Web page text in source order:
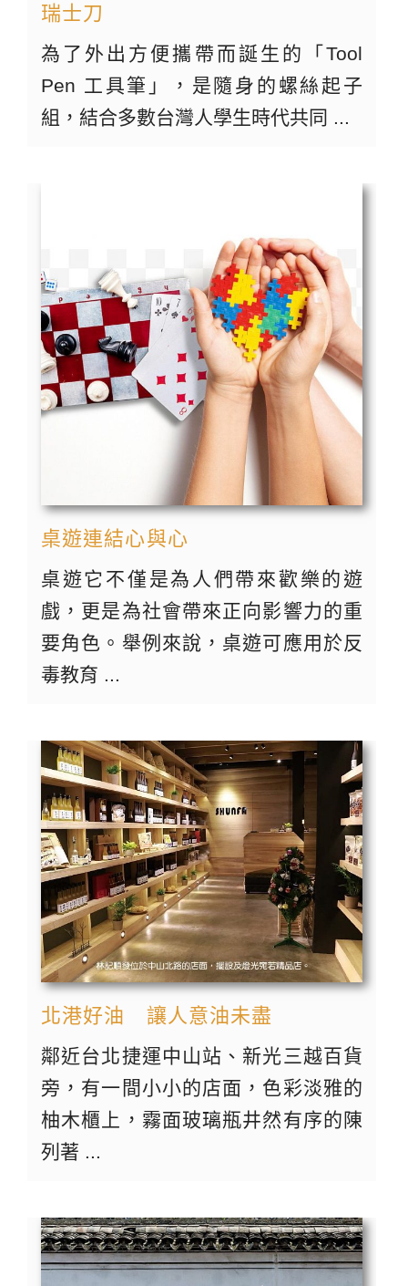
瑞士刀
為了外出方便攜帶而誕生的「Tool
Pen 工具筆」，是隨身的螺絲起子
組，結合多數台灣人學生時代共同 ...
桌遊連結心與心
桌遊它不僅是為人們帶來歡樂的遊
戲，更是為社會帶來正向影響力的重
要角色。舉例來說，桌遊可應用於反
毒教育 ...
北港好油 讓人意油未盡
鄰近台北捷運中山站、新光三越百貨
旁，有一間小小的店面，色彩淡雅的
柚木櫃上，霧面玻璃瓶井然有序的陳
列著 ...